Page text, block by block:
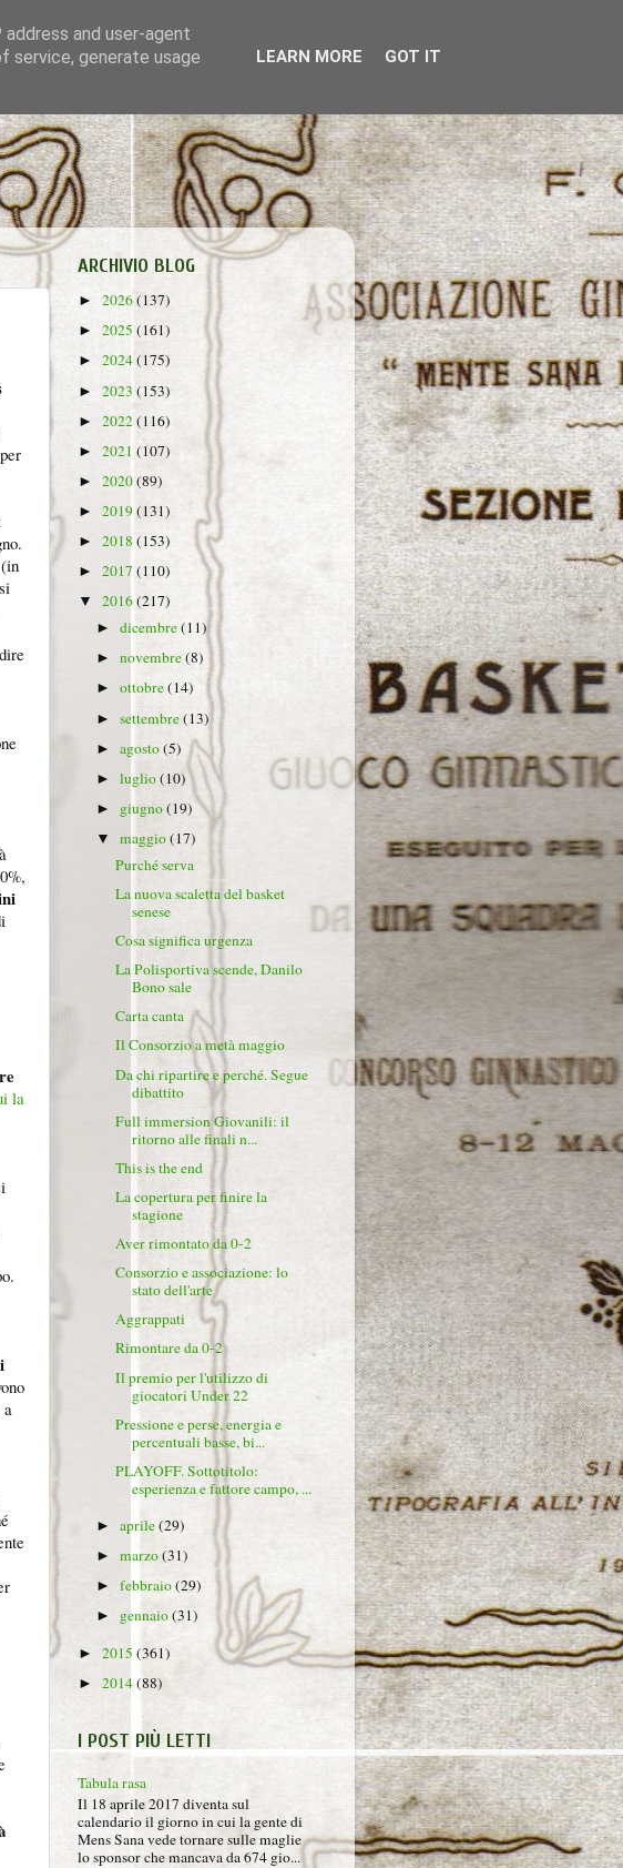
la
a
ARCHIVIO BLOG
► 2026(137)
► 2025 (161)
► 2024(175)
► 2023 (153)
► 2022(116)
► 2021 (107)
► 2020(89)
► 2019(131)
► 2018 (153)
► 2017 (110)
▼ 2016(217)
►dicembre(11)
►novembre(8)
►ottobre(14)
►settembre(13)
►agosto(5)
►luglio(10)
► giugno(19)
▼maggio(17)
Purché serva
La nuova scaletta del basket
senese
Cosa significa urgenza
La Polisportiva scende, Danilo
Bono sale
Carta canta
Il Consorzio a metà maggio
Da chi ripartire e perché. Segue
dibattito
Full immersion Giovanili: il
ritorno alle finali n...
This is the end
La copertura per finire la
stagione
Aver rimontato da 0-2
Consorzio e associazione: lo
stato dell'arte
Aggrappati
Rimontare da 0-2
Il premio per l'utilizzo di
giocatori Under 22
Pressione e perse, energia e
percentuali basse, bi...
PLAYOFF. Sottotitolo:
esperienza e fattore campo, ...
►aprile(29)
►marzo(31)
►febbraio(29)
► gennaio(31)
► 2015 (361)
► 2014(88)
I POST PIÙ LETTI
Tabula rasa
Il 18 aprile 2017 diventa sul
calendario il giorno in cui la gente di
Mens Sana vede tornare sulle maglie
lo sponsor che mancava da 674 gio...
and user-agent
service, generate usage
LEARN MORE GOT IT